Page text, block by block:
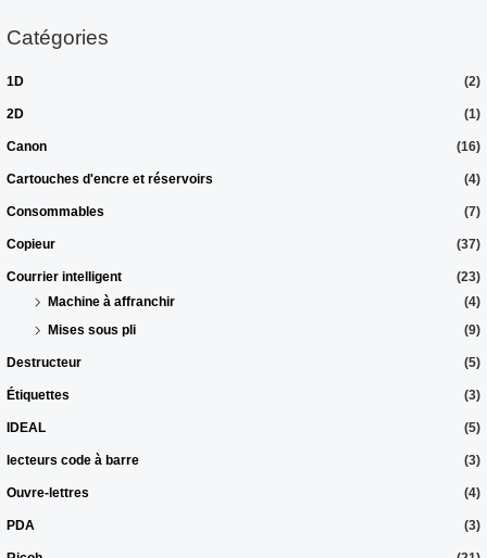
Catégories
1D (2)
2D (1)
Canon (16)
Cartouches d'encre et réservoirs (4)
Consommables (7)
Copieur (37)
Courrier intelligent
(23)
Machine à affranchir
(4)
Mises sous pli
(9)
Destructeur (5)
Étiquettes (3)
IDEAL (5)
lecteurs code à barre (3)
Ouvre-lettres (4)
PDA (3)